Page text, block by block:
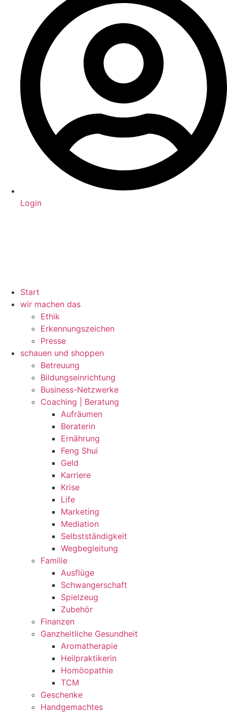
Login
Start
wir machen das
Ethik
Erkennungszeichen
Presse
schauen und shoppen
Betreuung
Bildungseinrichtung
Business-Netzwerke
Coaching | Beratung
Aufräumen
Beraterin
Ernährung
Feng Shui
Geld
Karriere
Krise
Life
Marketing
Mediation
Selbstständigkeit
Wegbegleitung
Familie
Ausflüge
Schwangerschaft
Spielzeug
Zubehör
Finanzen
Ganzheitliche Gesundheit
Aromatherapie
Heilpraktikerin
Homöopathie
TCM
Geschenke
Handgemachtes